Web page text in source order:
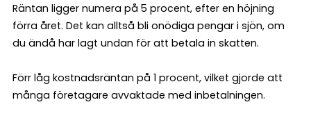
Räntan ligger numera på 5 procent, efter en höjning
förra året. Det kan alltså bli onödiga pengar i sjön, om
du ändå har lagt undan för att betala in skatten.
Förr låg kostnadsräntan på 1 procent, vilket gjorde att
många företagare avvaktade med inbetalningen.